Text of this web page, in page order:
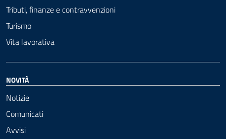
Tributi, finanze e contravvenzioni
Turismo
Vita lavorativa
NOVITÀ
Notizie
Comunicati
Avvisi